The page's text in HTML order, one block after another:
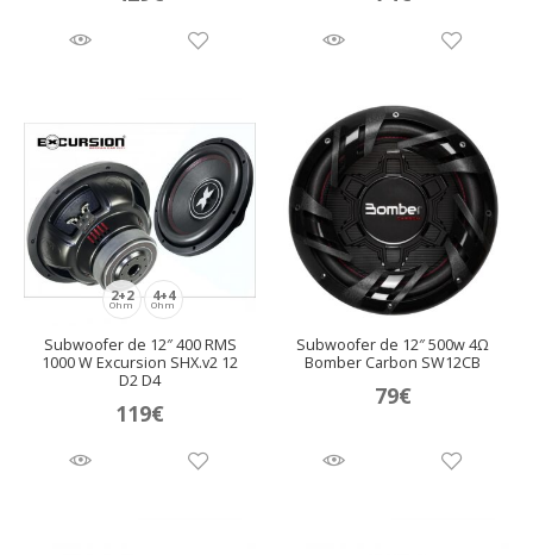
2+2
Ohm
4+4
Ohm
Subwoofer de 12″ 400 RMS
1000 W Excursion SHX.v2 12
D2 D4
119€
Subwoofer de 12″ 500w 4Ω
Bomber Carbon SW12CB
79€